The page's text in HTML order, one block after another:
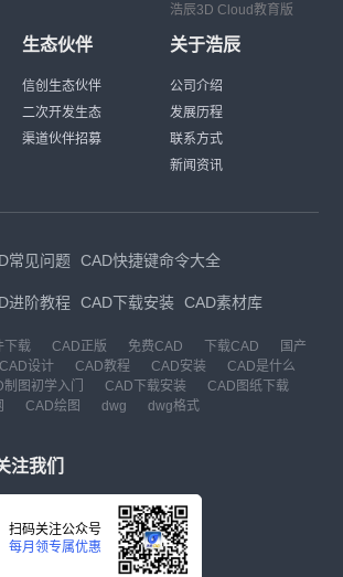
浩辰3D Cloud教育版
生态伙伴
信创生态伙伴
二次开发生态
渠道伙伴招募
关于浩辰
公司介绍
发展历程
联系方式
新闻资讯
常见问题 CAD快捷键命令大全
进阶教程 CAD下载安装 CAD素材库
下载 CAD正版 免费CAD 下载CAD
国产
CAD设计 CAD教程 CAD安装
CAD是什么
图初学入门 CAD下载安装
CAD图纸下载
CAD绘图 dwg dwg格式
注我们
扫码关注公众号
每月领专属优惠